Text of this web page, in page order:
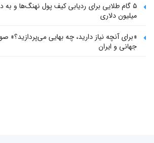
۵ گام طلایی برای ردیابی کیف پول‌ نهنگ‌ها و
میلیون دلاری
«برای آنچه نیاز دارید، چه بهایی می‌پردازید؟»
جهانی و ایران